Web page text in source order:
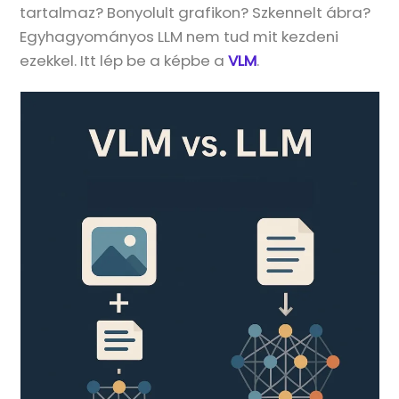
tartalmaz? Bonyolult grafikon? Szkennelt ábra?
Egyhagyományos LLM nem tud mit kezdeni
ezekkel. Itt lép be a képbe aVLM.